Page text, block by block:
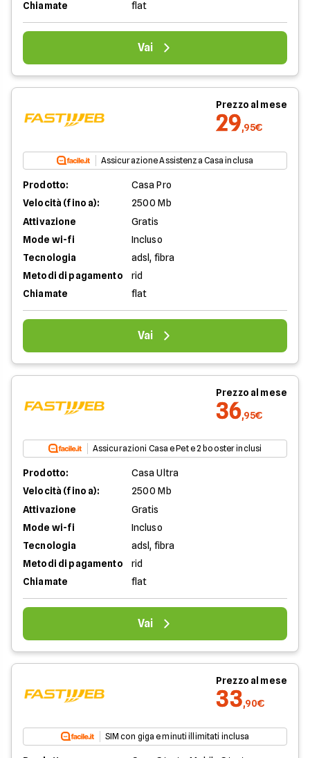
Chiamate
flat
Vai
Prezzo al mese
29,95€
Assicurazione Assistenza Casa inclusa
Prodotto:
Casa Pro
Velocità (fino a):
2500 Mb
Attivazione
Gratis
Mode wi-fi
Incluso
Tecnologia
adsl, fibra
Metodi di pagamento
rid
Chiamate
flat
Vai
Prezzo al mese
36,95€
Assicurazioni Casa e Pet e 2 booster inclusi
Prodotto:
Casa Ultra
Velocità (fino a):
2500 Mb
Attivazione
Gratis
Mode wi-fi
Incluso
Tecnologia
adsl, fibra
Metodi di pagamento
rid
Chiamate
flat
Vai
Prezzo al mese
33,90€
SIM con giga e minuti illimitati inclusa